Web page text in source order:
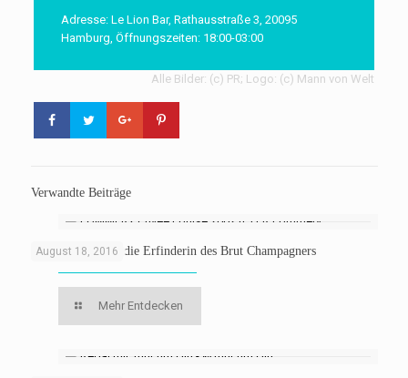
Adresse: Le Lion Bar,Rathausstraße 3, 20095
Hamburg , Öffnungszeiten: 18:00-03:00
Alle Bilder: (c) PR; Logo: (c) Mann von Welt
Verwandte Beiträge
August 18, 2016
Für Louise: Über die Erfinderin des Brut Champagners
Mehr Entdecken